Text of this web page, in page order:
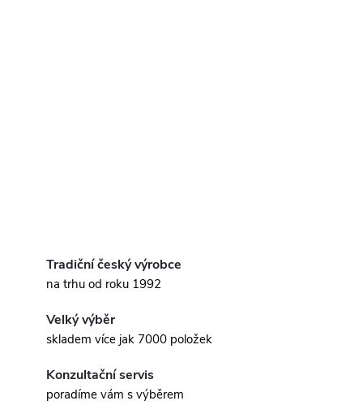
Tradiční český výrobce
na trhu od roku 1992
Velký výběr
skladem více jak 7000 položek
Konzultační servis
poradíme vám s výběrem